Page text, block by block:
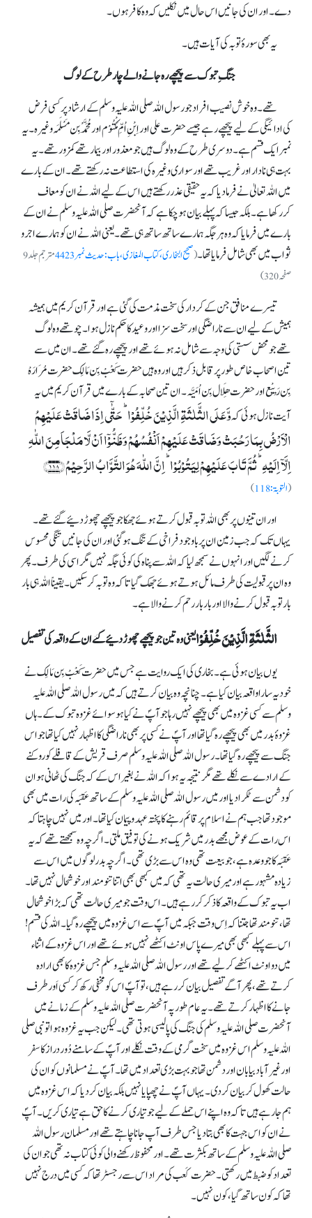
دے۔ اور ان کی جانیں اس حال میں نکلیں کہ وہ کافر ہوں۔
یہ بھی سورۂ توبہ کی آیات ہیں۔
جنگِ تبوک سے پیچھے رہ جانے والے چار طرح کے لوگ
تھے۔ وہ خوش نصیب افراد جو رسول اللہ صلی اللہ علیہ وسلم کے ارشاد پر کسی فرض
کی ادائیگی کے لیے پیچھے رہے جیسے حضرت علی اور اِبْنِ اُمِّ مَکْتُوْم اور مُحَمَّدْ بِن مَسْلَمَہ وغیرہ۔ یہ
نمبر ایک قسم ہے۔ دوسری طرح کے وہ لوگ ہیں جو معذور اور بیمار تھے کمزور تھے۔ یہ
بہت ہی نادار اور غریب تھے اور سواری وغیرہ کی استطاعت نہ رکھتے تھے۔ ان کے بارے
میں اللہ تعالیٰ نے فرما دیا کہ یہ حقیقی عذر رکھتے ہیں اس کے لیے اللہ نے ان کو معاف
کررکھا ہے۔ بلکہ جیسا کہ پہلے بیان ہوچکا ہے کہ آنحضرت صلی اللہ علیہ وسلم نے ان کے
بارے میں فرمایا کہ وہ ہر جگہ ہمارے ساتھ ساتھ ہی تھے۔ یعنی اللہ نے ان کو ہمارے اجرو
ثواب میں بھی شامل فرمایا تھا۔( صحیح البخاری، کتاب المغازی،باب: حدیث نمبر4423
مترجم جلد 9
صفحہ 320)
تیسرے منافق جن کے کردار کی سخت مذمت کی گئی ہے اور قرآن کریم میں ہمیشہ
ہمیش کے لیے ان سے ناراضگی اور سخت سزا اور وعید کا حکم نازل ہوا۔ چوتھے وہ لوگ
تھے جو محض سستی کی وجہ سے شامل نہ ہوئے تھے اور پیچھے رہ گئے تھے۔ ان میں سے
تین اصحاب خاص طور پر قابل ذکر ہیں اور وہ ہیں حضرت کَعْبْ بِن مَالِک حضرت مُرَارَہْ
بِن رَبِیْع اور حضرت ھِلَال بِن اُمَیَّہ۔ ان تین صحابہ کے بارے میں قرآن کریم میں یہ
آیت نازل ہوئی کہوَّعَلَی الثَّلٰثَۃِ الَّذِیۡنَ خُلِّفُوۡا ؕ حَتّٰۤی اِذَا ضَاقَتۡ عَلَیۡہِمُ
الۡاَرۡضُ بِمَا رَحُبَتۡ وَضَاقَتۡ عَلَیۡہِمۡ اَنۡفُسُہُمۡ وَظَنُّوۡۤا اَنۡ لَّا مَلۡجَاَ مِنَ اللّٰہِ
اِلَّاۤ اِلَیۡہِ ؕ ثُمَّ تَابَ عَلَیۡہِمۡ لِیَتُوۡبُوۡا ؕ اِنَّ اللّٰہَ ہُوَ التَّوَّابُ الرَّحِیۡمُ ﴿۱۱۸﴾
(التوبۃ:118 )
اور ان تینوں پر بھی اللہ توبہ قبول کرتے ہوئے جھکا جو پیچھے چھوڑ دئیے گئے تھے۔
یہاں تک کہ جب زمین ان پر باوجود فراخی کے تنگ ہوگئی اور ان کی جانیں تنگی محسوس
کرنے لگیں اور انہوں نے سمجھ لیا کہ اللہ سے پناہ کی کوئی جگہ نہیں مگر اسی کی طرف۔ پھر
وہ ان پر قبولیت کی طرف مائل ہوتے ہوئے جھک گیا تاکہ وہ توبہ کرسکیں۔ یقیناً اللہ ہی بار
بار توبہ قبول کرنے والا اور بار بار رحم کرنے والا ہے۔
الثَّلٰثَۃِ الَّذِیۡنَ خُلِّفُوۡایعنی وہ تین جو پیچھے چھوڑ دئیے گئے ان کے واقعہ کی تفصیل
یوں بیان ہوئی ہے۔ بخاری کی ایک روایت ہے جس میں حضرت کَعْبْ بِن مَالِک نے
خود یہ سارا واقعہ بیان کیا ہے۔ چنانچہ وہ بیان کرتے ہیں کہ میں رسول اللہ صلی اللہ علیہ
وسلم سے کسی غزوہ میں بھی پیچھے نہیں رہا جو آپؐ نے کیا ہوسوائے غزوہ تبوک کے۔ ہاں
غزوۂ بدر میں بھی پیچھے رہ گیا تھا اور آپؐ نے کسی پر بھی ناراضگی کا اظہار نہیں کیا تھا جو اس
جنگ سے پیچھے رہ گیا تھا۔ رسول اللہ صلی اللہ علیہ وسلم صرف قریش کے قافلے کو روکنے
کے ارادے سے نکلے تھے مگر نتیجہ یہ ہوا کہ اللہ نے بغیر اس کے کہ جنگ کی ٹھانی ہو ان
کو دشمن سے ٹکرا دیا اور میں رسول اللہ صلی اللہ علیہ وسلم کے ساتھ عَقبَہ کی رات میں بھی
موجود تھا جب ہم نے اسلام پر قائم رہنے کا پختہ عہد و پیمان کیا تھا۔اور میں نہیں چاہتا کہ
اس رات کے عوض مجھے بدر میں شریک ہونے کی توفیق ملتی۔ اگرچہ وہ سمجھتے تھے کہ یہ
عَقبَہ کا جو وعدہ ہے، جو بیعت تھی وہ اس سے بڑی تھی۔ اگرچہ بدر لوگوں میں اس سے
زیادہ مشہور ہے اور میری حالت یہ تھی کہ میں کبھی بھی اتنا تنو مند اور خوشحال نہیں تھا۔
اب یہ تبوک کے واقعہ کا ذکر کررہے ہیں۔ اس وقت جو میری حالت تھی کہ بڑا خوشحال
تھا، تنومند تھا جتنا کہ اِس وقت جبکہ میں آپؐ سے اس غزوہ میں پیچھے رہ گیا۔ اللہ کی قسم !
اس سے پہلے کبھی بھی میرے پاس اونٹ اکٹھے نہیں ہوئے تھے اور اس غزوہ کے اثناء
میں دو اونٹ اکٹھے کرلیے تھے اور رسول اللہ صلی اللہ علیہ وسلم جس غزوہ کا بھی ارادہ
کرتے تھے، پھر آگے تفصیل بیان کررہے ہیں ،تو آپؐ اس کو مخفی رکھ کر کسی اَور طرف
جانے کا اظہار کرتے تھے ۔ یہ عام طور پہ آنحضرت صلی اللہ علیہ وسلم کے زمانے میں
آنحضرت صلی اللہ علیہ وسلم کی جنگ کی پالیسی ہوتی تھی۔ لیکن جب یہ غزوہ ہوا تو نبی صلی
اللہ علیہ وسلم اس غزوہ میں سخت گرمی کے وقت نکلے اور آپؐ کے سامنے دُور دراز کا سفر
اور غیرآباد بیابان اور دشمن تھا جو بہت بڑی تعداد میں تھا۔ آپؐ نے مسلمانوں کو ان کی
حالت کھول کر بیان کردی۔ یہاں آپؐ نے چھپایا نہیں بلکہ بیان کردیا کہ اس غزوہ میں
ہم جا رہے ہیں تا کہ وہ اپنے اس حملے کے لیے جو تیاری کرنے کا حق ہے تیاری کریں۔ آپؐ
نے ان کو اس جہت کا بھی بتا دیا جس طرف آپ جانا چاہتے تھے اور مسلمان رسول اللہ
صلی اللہ علیہ وسلم کے ساتھ بکثرت تھے۔ اور محفوظ رکھنے والی کوئی کتاب نہ تھی جو ان کی
تعداد کو ضبط میں رکھتی۔ حضرت کَعب کی مراد اس سے رجسٹر تھا کہ کسی میں درج نہیں
تھا کہ کون ساتھ گیا ،کون نہیں۔